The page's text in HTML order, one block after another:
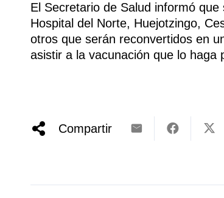
El Secretario de Salud informó
Hospital del Norte, Huejotzingo,
otros que serán reconvertidos en
asistir a la vacunación que lo haga
Compartir